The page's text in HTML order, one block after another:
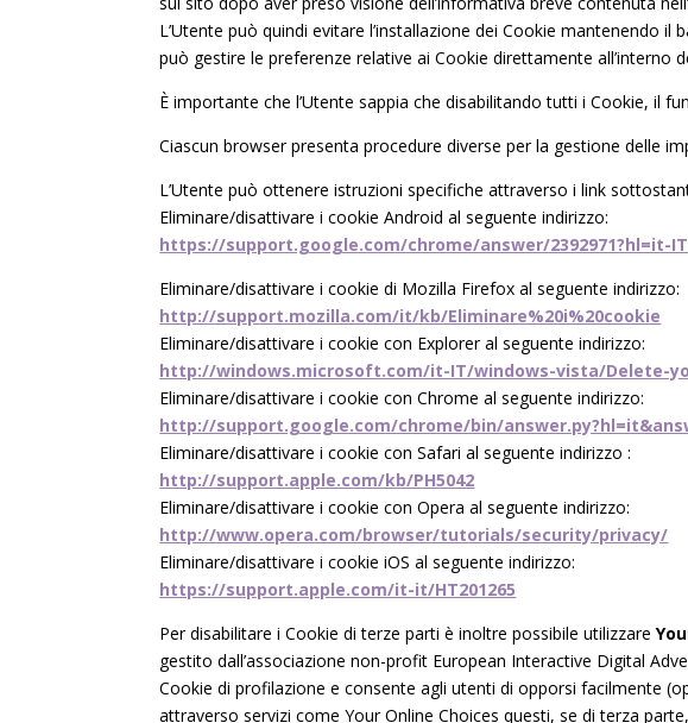
L’Utente può quindi evitare l’installazione dei Cookie mantenendo
può gestire le preferenze relative ai Cookie direttamente
È importante che l’Utente sappia che disabilitando tutti i Cookie, il
Ciascun browser presenta procedure diverse per la gestione delle
L’Utente può ottenere istruzioni specifiche attraverso i link
Eliminare/disattivare i cookie Android al seguente indirizzo:
https://support.google.com/chrome/answer/2392971?hl=it-IT
Eliminare/disattivare i cookie di Mozilla Firefox al seguente indirizzo:
http://support.mozilla.com/it/kb/Eliminare%20i%20cookie
Eliminare/disattivare i cookie con Explorer al seguente indirizzo:
http://windows.microsoft.com/it-IT/windows-vista/Delete-
Eliminare/disattivare i cookie con Chrome al seguente indirizzo:
http://support.google.com/chrome/bin/
Eliminare/disattivare i cookie con Safari al seguente indirizzo :
http://support.apple.com/kb/PH5042
Eliminare/disattivare i cookie con Opera al seguente indirizzo:
http://www.opera.com/browser/tutorials/security/privacy/
Eliminare/disattivare i cookie iOS al seguente indirizzo:
https://support.apple.com/it-it/HT201265
Per disabilitare i Cookie di terze parti è inoltre possibile utilizzare
gestito dall’associazione non-profit European Interactive Digital
Cookie di profilazione e consente agli utenti di opporsi facilmente
attraverso servizi come Your Online Choices questi, se di terza